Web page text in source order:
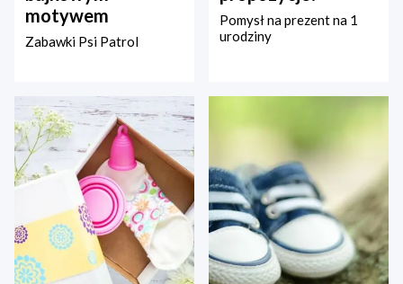
motywem
Zabawki Psi Patrol
Pomysł na prezent na 1
urodziny